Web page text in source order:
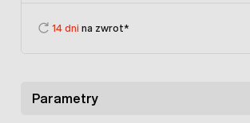
14 dni na zwrot*
Parametry